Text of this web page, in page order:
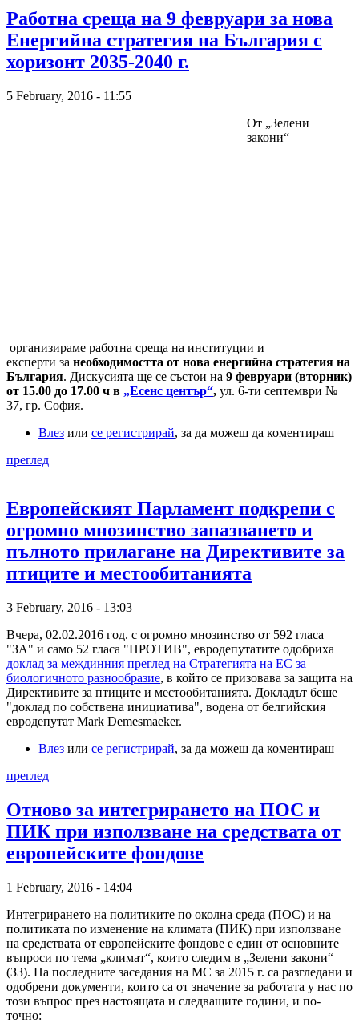
Работна среща на 9 февруари за нова
Енергийна стратегия на България с
хоризонт 2035-2040 г.
5 February, 2016 - 11:55
От „Зелени
закони“
организираме работна среща на институции и
експерти за необходимостта от нова енергийна стратегия на
България. Дискусията ще се състои на 9 февруари (вторник)
от 15.00 до 17.00 ч в „Есенс център“, ул. 6-ти септември №
37, гр. София.
Влез или се регистрирай, за да можеш да коментираш
преглед
Европейският Парламент подкрепи с
огромно мнозинство запазването и
пълното прилагане на Директивите за
птиците и местообитанията
3 February, 2016 - 13:03
Вчера, 02.02.2016 год. с огромно мнозинство от 592 гласа
"ЗА" и само 52 гласа "ПРОТИВ", евродепутатите одобриха
доклад за междинния преглед на Стратегията на ЕС за
биологичното разнообразие, в който се призовава за защита на
Директивите за птиците и местообитанията. Докладът беше
"доклад по собствена инициатива", водена от белгийския
евродепутат Mark Demesmaeker.
Влез или се регистрирай, за да можеш да коментираш
преглед
Отново за интегрирането на ПОС и
ПИК при използване на средствата от
европейските фондове
1 February, 2016 - 14:04
Интегрирането на политиките по околна среда (ПОС) и на
политиката по изменение на климата (ПИК) при използване
на средствата от европейските фондове е един от основните
въпроси по тема „климат“, които следим в „Зелени закони“
(ЗЗ). На последните заседания на МС за 2015 г. са разгледани и
одобрени документи, които са от значение за работата у нас по
този въпрос през настоящата и следващите години, и по-
точно: